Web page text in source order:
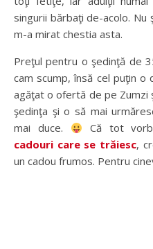
singurii bărbaţi de-acolo.
m-a mirat chestia asta.
Preţul pentru o şedinţă de
cam scump, însă cel puţin o
agăţat o ofertă de pe Zumzi
şedinţa şi o să mai
mai duce.
Că tot
cadouri care se trăiesc,
un cadou frumos. Pentru